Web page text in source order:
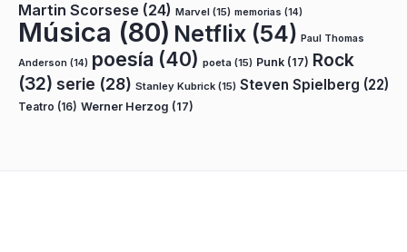
Martin Scorsese (24) Marvel (15) memorias (14)
Música (80) Netflix (54) Paul Thomas
Anderson (14) poesía (40) poeta (15) Punk (17) Rock
(32) serie (28) Stanley Kubrick (15) Steven Spielberg (22)
Teatro (16) Werner Herzog (17)